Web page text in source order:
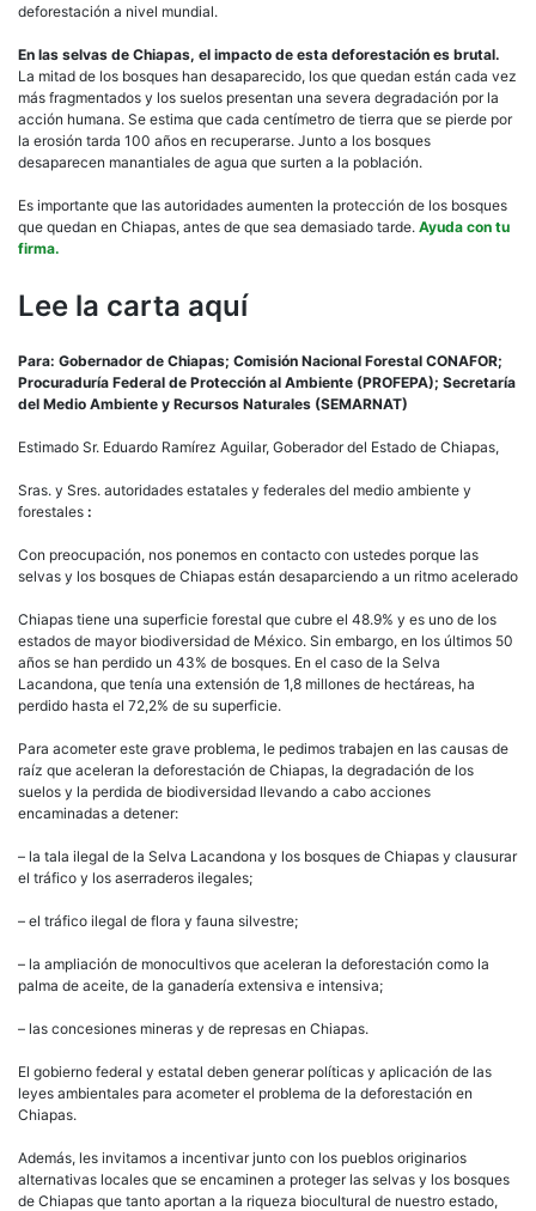
deforestación a nivel mundial.
En las selvas de Chiapas, el impacto de esta deforestación es brutal.
La mitad de los bosques han desaparecido, los que quedan están cada vez
más fragmentados y los suelos presentan una severa degradación por la
acción humana. Se estima que cada centímetro de tierra que se pierde por
la erosión tarda 100 años en recuperarse. Junto a los bosques
desaparecen manantiales de agua que surten a la población.
Es importante que las autoridades aumenten la protección de los bosques
que quedan en Chiapas, antes de que sea demasiado tarde. Ayuda con tu
firma.
Lee la carta aquí
Para: Gobernador de Chiapas; Comisión Nacional Forestal CONAFOR;
Procuraduría Federal de Protección al Ambiente (PROFEPA); Secretaría
del Medio Ambiente y Recursos Naturales (SEMARNAT)
Estimado Sr. Eduardo Ramírez Aguilar, Goberador del Estado de Chiapas,
Sras. y Sres. autoridades estatales y federales del medio ambiente y
forestales :
Con preocupación, nos ponemos en contacto con ustedes porque las
selvas y los bosques de Chiapas están desaparciendo a un ritmo acelerado
Chiapas tiene una superficie forestal que cubre el 48.9% y es uno de los
estados de mayor biodiversidad de México. Sin embargo, en los últimos 50
años se han perdido un 43% de bosques. En el caso de la Selva
Lacandona, que tenía una extensión de 1,8 millones de hectáreas, ha
perdido hasta el 72,2% de su superficie.
Para acometer este grave problema, le pedimos trabajen en las causas de
raíz que aceleran la deforestación de Chiapas, la degradación de los
suelos y la perdida de biodiversidad llevando a cabo acciones
encaminadas a detener:
– la tala ilegal de la Selva Lacandona y los bosques de Chiapas y clausurar
el tráfico y los aserraderos ilegales;
– el tráfico ilegal de flora y fauna silvestre;
– la ampliación de monocultivos que aceleran la deforestación como la
palma de aceite, de la ganadería extensiva e intensiva;
– las concesiones mineras y de represas en Chiapas.
El gobierno federal y estatal deben generar políticas y aplicación de las
leyes ambientales para acometer el problema de la deforestación en
Chiapas.
Además, les invitamos a incentivar junto con los pueblos originarios
alternativas locales que se encaminen a proteger las selvas y los bosques
de Chiapas que tanto aportan a la riqueza biocultural de nuestro estado,